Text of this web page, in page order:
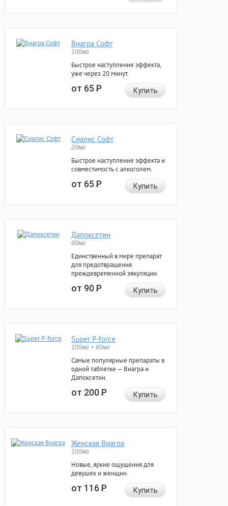
Виагра Софт
100мг
Быстрое наступление эффекта,
уже через 20 минут.
от 65Р Купить
Сиалис Софт
20мг
Быстрое наступление эффекта и
совместимость с алкоголем.
от 65Р Купить
Дапоксетин
60мг
Единственный в мире препарат
для предотвращения
преждевременной эякуляции.
от 90Р Купить
Super P-force
100мг + 60мг
Самые популярные препараты в
одной таблетке — Виагра и
Дапоксетин.
от 200Р Купить
Женская Виагра
100мг
Новые, яркие ощущения для
девушек и женщин.
от 116Р Купить